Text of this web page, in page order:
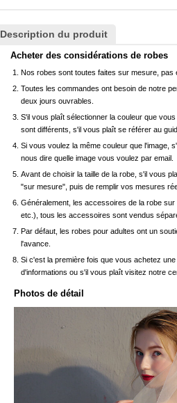
Description du produit
Acheter des considérations de robes
Nos robes sont toutes faites sur mesure, pas
Toutes les commandes ont besoin de notre
deux jours ouvrables.
S'il vous plaît sélectionner la couleur que
sont différents, s'il vous plaît se référer au
Si vous voulez la même couleur que l'image,
nous dire quelle image vous voulez par email.
Avant de choisir la taille de la robe, s'il vous
"sur mesure", puis de remplir vos mesures
Généralement, les accessoires de la robe
etc.), tous les accessoires sont vendus
Par défaut, les robes pour adultes ont un
l'avance.
Si c'est la première fois que vous achetez
d'informations ou s'il vous plaît visitez notre
Photos de détail